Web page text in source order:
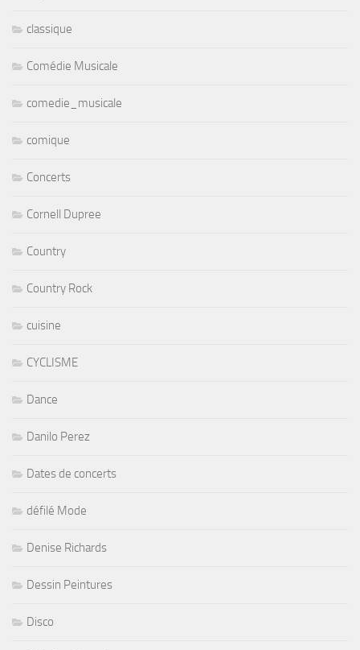
classique
Comédie Musicale
comedie_musicale
comique
Concerts
Cornell Dupree
Country
Country Rock
cuisine
CYCLISME
Dance
Danilo Perez
Dates de concerts
défilé Mode
Denise Richards
Dessin Peintures
Disco